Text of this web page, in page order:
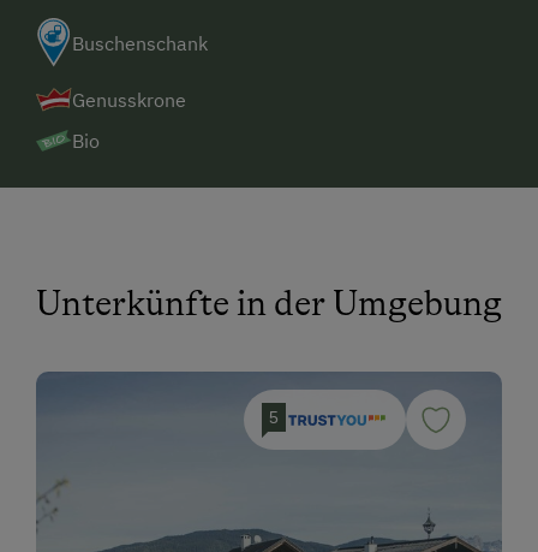
Buschenschank
Genusskrone
Bio
Unterkünfte in der Umgebung
5